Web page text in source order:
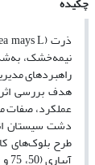
نیمه‌خشک،
راهبردهای
هدف بررسی
عملکرد، صفات
دشت سیستان
طرح بلوک‌های